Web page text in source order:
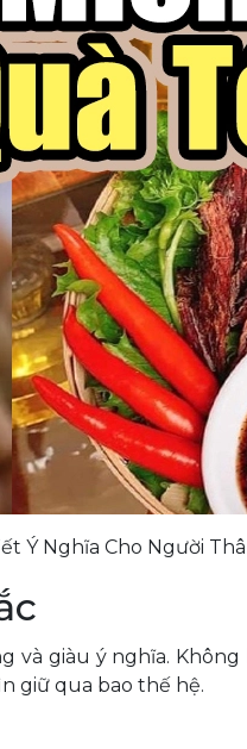
Ý Nghĩa Cho Người
giàu ý nghĩa.
giữ qua bao thế hệ.